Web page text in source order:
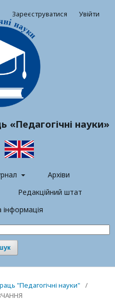
«Педагогічні науки»
Архіви
Редакційний штат
інформація
Зареєструватися Увійти
"Педагогічні науки" /